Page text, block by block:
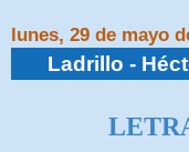
lunes, 29 de mayo
Ladrillo -